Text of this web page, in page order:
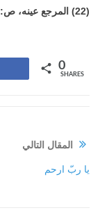
(22) المرجع عينه، ص: 152
0
SHARES
المقال التالي
يا ربّ ارحم